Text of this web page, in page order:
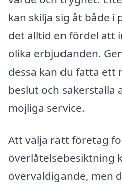
kan skilja sig åt både i
det alltid en fördel att
olika erbjudanden.
dessa kan du fatta ett
beslut och säkerställa
möjliga service.
Att välja rätt företag
överlåtelsebesiktning
överväldigande, men